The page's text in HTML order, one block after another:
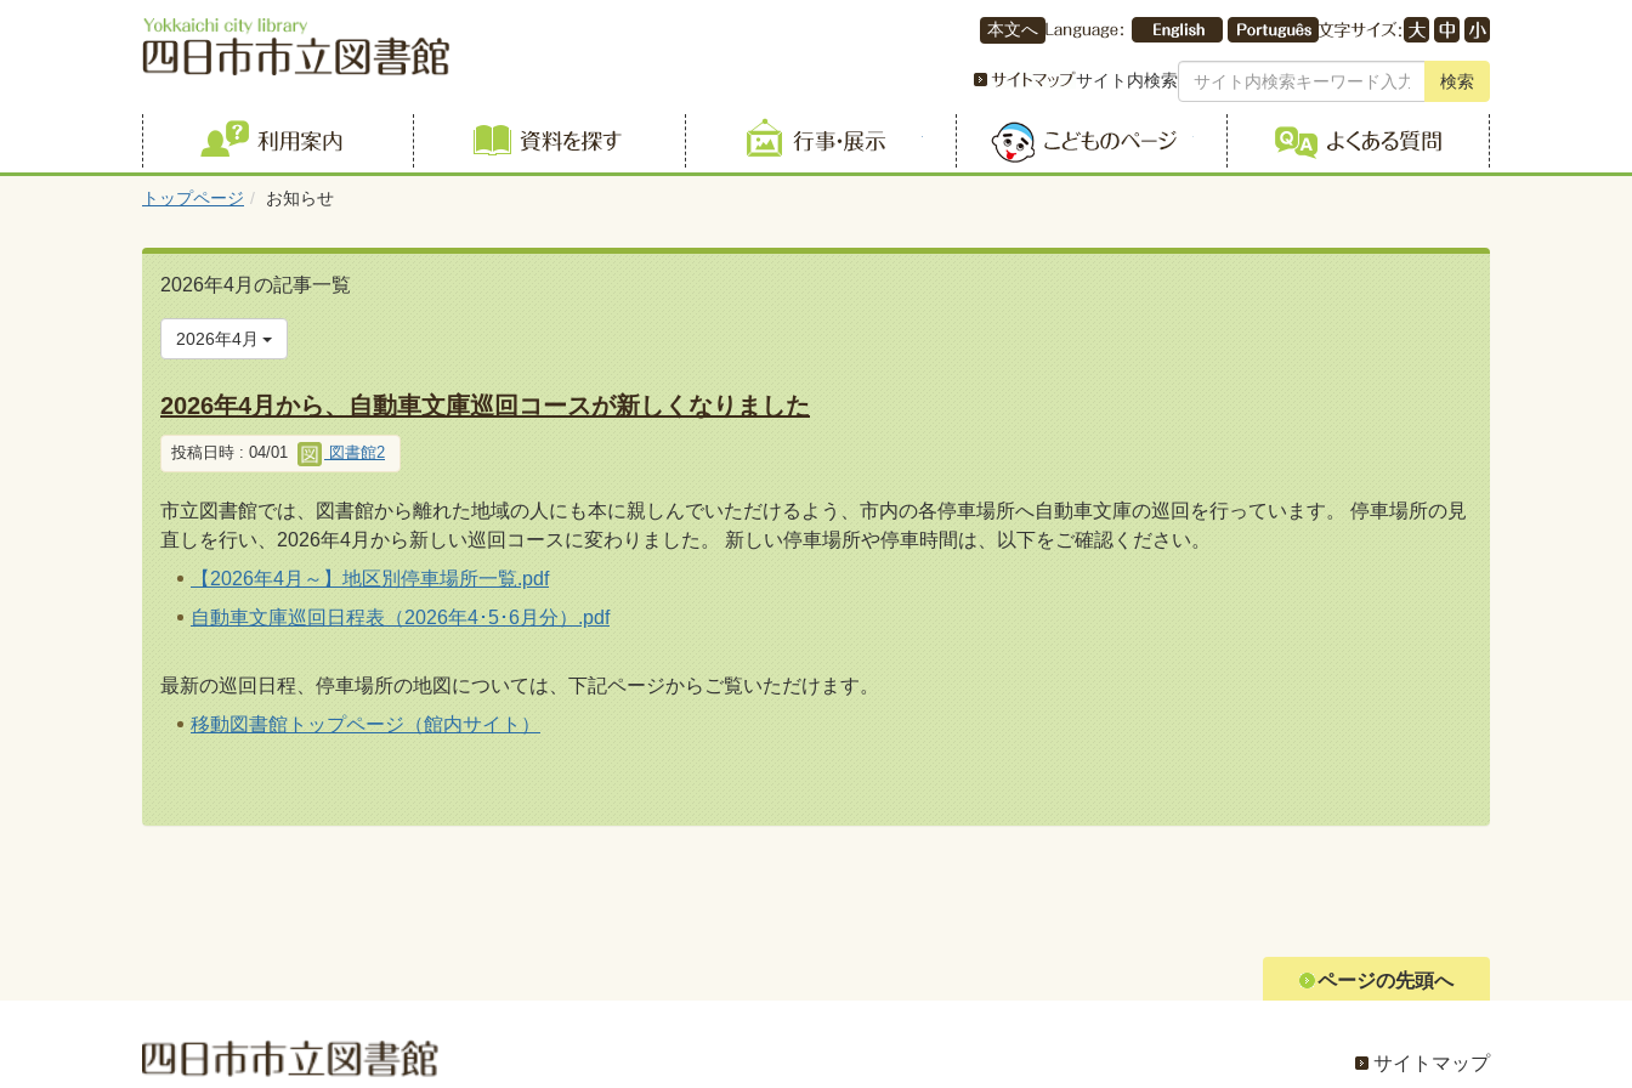
本文へ
サイト内検索 検索
利用案内 資料を探す 行事・展示 こどものページ よくある質問
トップページ お知らせ
2026年4月の記事一覧
2026年4月
2026年4月から、自動車文庫巡回コースが新しくなりました
投稿日時 : 04/01 図書館2
市立図書館では、図書館から離れた地域の人にも本に親しんでいただけるよう、市内の各停車場所へ自動車文庫の巡回を行っています。 停車場所の見
直しを行い、2026年4月から新しい巡回コースに変わりました。 新しい停車場所や停車時間は、以下をご確認ください。
【2026年4月～】地区別停車場所一覧.pdf
自動車文庫巡回日程表（2026年4･5･6月分）.pdf
最新の巡回日程、停車場所の地図については、下記ページからご覧いただけます。
移動図書館トップページ（館内サイト）
ページの先頭へ
サイトマップ